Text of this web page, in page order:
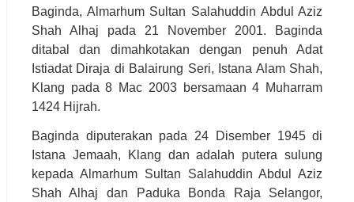
Baginda, Almarhum Sultan Salahuddin Abdul Aziz
Shah Alhaj pada 21 November 2001. Baginda
ditabal dan dimahkotakan dengan penuh Adat
Istiadat Diraja di Balairung Seri, Istana Alam Shah,
Klang pada 8 Mac 2003 bersamaan 4 Muharram
1424 Hijrah.
Baginda diputerakan pada 24 Disember 1945 di
Istana Jemaah, Klang dan adalah putera sulung
kepada Almarhum Sultan Salahuddin Abdul Aziz
Shah Alhaj dan Paduka Bonda Raja Selangor,